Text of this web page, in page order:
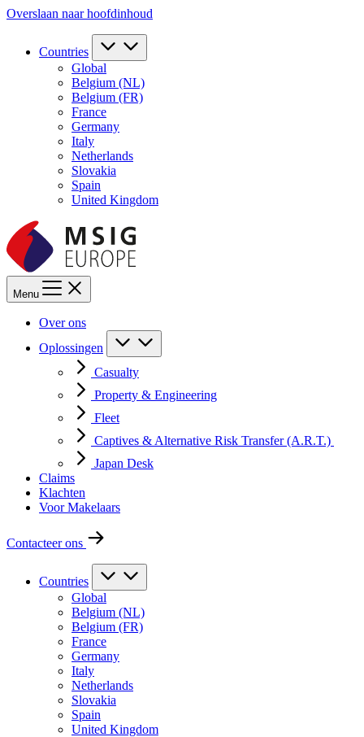
Overslaan naar hoofdinhoud
Countries
Global
Belgium (NL)
Belgium (FR)
France
Germany
Italy
Netherlands
Slovakia
Spain
United Kingdom
Menu
Over ons
Oplossingen
Casualty
Property & Engineering
Fleet
Captives & Alternative Risk Transfer (A.R.T.)
Japan Desk
Claims
Klachten
Voor Makelaars
Contacteer ons
Countries
Global
Belgium (NL)
Belgium (FR)
France
Germany
Italy
Netherlands
Slovakia
Spain
United Kingdom